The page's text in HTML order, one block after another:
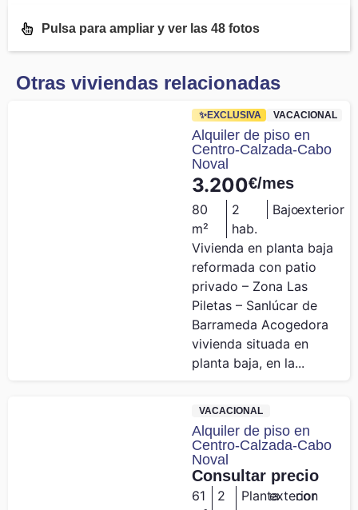
Pulsa para ampliar y ver las 48 fotos
Otras viviendas relacionadas
✨EXCLUSIVA VACACIONAL
Alquiler de piso en
Centro-Calzada-Cabo
Noval
3.200€/mes
80
m²
2
hab.
Bajoexterior
Vivienda en planta baja
reformada con patio
privado – Zona Las
Piletas – Sanlúcar de
Barrameda Acogedora
vivienda situada en
planta baja, en la...
VACACIONAL
Alquiler de piso en
Centro-Calzada-Cabo
Noval
Consultar precio
61
2
Plantaexterior
con